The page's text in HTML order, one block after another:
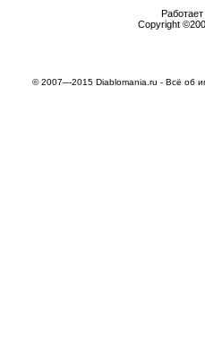
Copyright
© 2007—2015 Diablomania.ru - Всё об